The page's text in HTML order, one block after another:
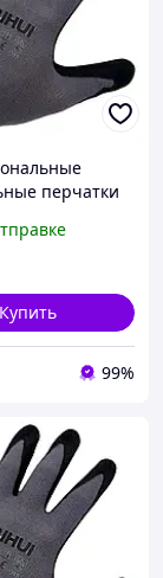
перчатки
Купить
99%